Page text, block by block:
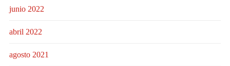
junio 2022
abril 2022
agosto 2021